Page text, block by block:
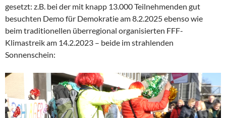
gesetzt: z.B. bei der mit knapp 13.000 Teilnehmenden gut
besuchten Demo für Demokratie am 8.2.2025 ebenso wie
beim traditionellen überregional organisierten FFF-
Klimastreik am 14.2.2023 – beide im strahlenden
Sonnenschein: